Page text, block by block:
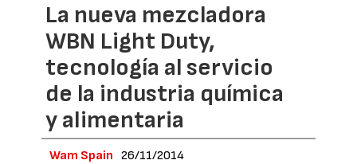
La nueva mezcladora
WBN Light Duty,
tecnología al servicio
de la industria química
y alimentaria
Wam Spain 26/11/2014